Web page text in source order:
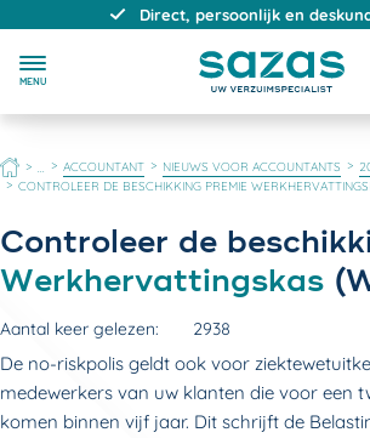
Direct, persoonlijk en
MENU
HOME ACCOUNTANT NIEUWS VOOR ACCOUNTANTS
CONTROLEER DE BESCHIKKING PREMIE
Controleer de
Werkhervattingskas
Aantal keer gelezen: 2938
De no-riskpolis geldt ook voor
medewerkers van uw klanten die voor een
komen binnen vijf jaar. Dit schrijft de